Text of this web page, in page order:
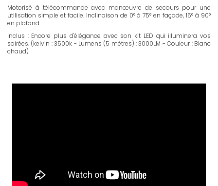
Motorisé à télécommande avec manœuvre de secours pour une
utilisation simple et facile. Inclinaison de 0° à 75° en façade, 15° à 90°
en plafond.
Inclus : Encore plus d'élégance avec son kit LED qui illuminera vos
soirées. (kelvin : 3500k - Lumens (5 mètres) : 3000LM - Couleur : Blanc
chaud)